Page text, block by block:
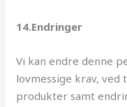
14.Endringer
Vi kan endre denne
lovmessige krav, ved
produkter samt